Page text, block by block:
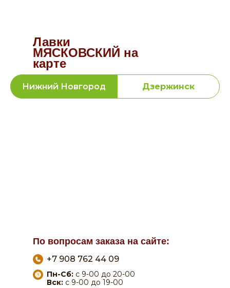
Лавки
МЯСКОВСКИЙ на
карте
Нижний Новгород Дзержинск
+7 908 762 44 09
Пн-Сб: с 9-00 до 20-00
Вск: с 9-00 до 19-00
По вопросам заказа на сайте: